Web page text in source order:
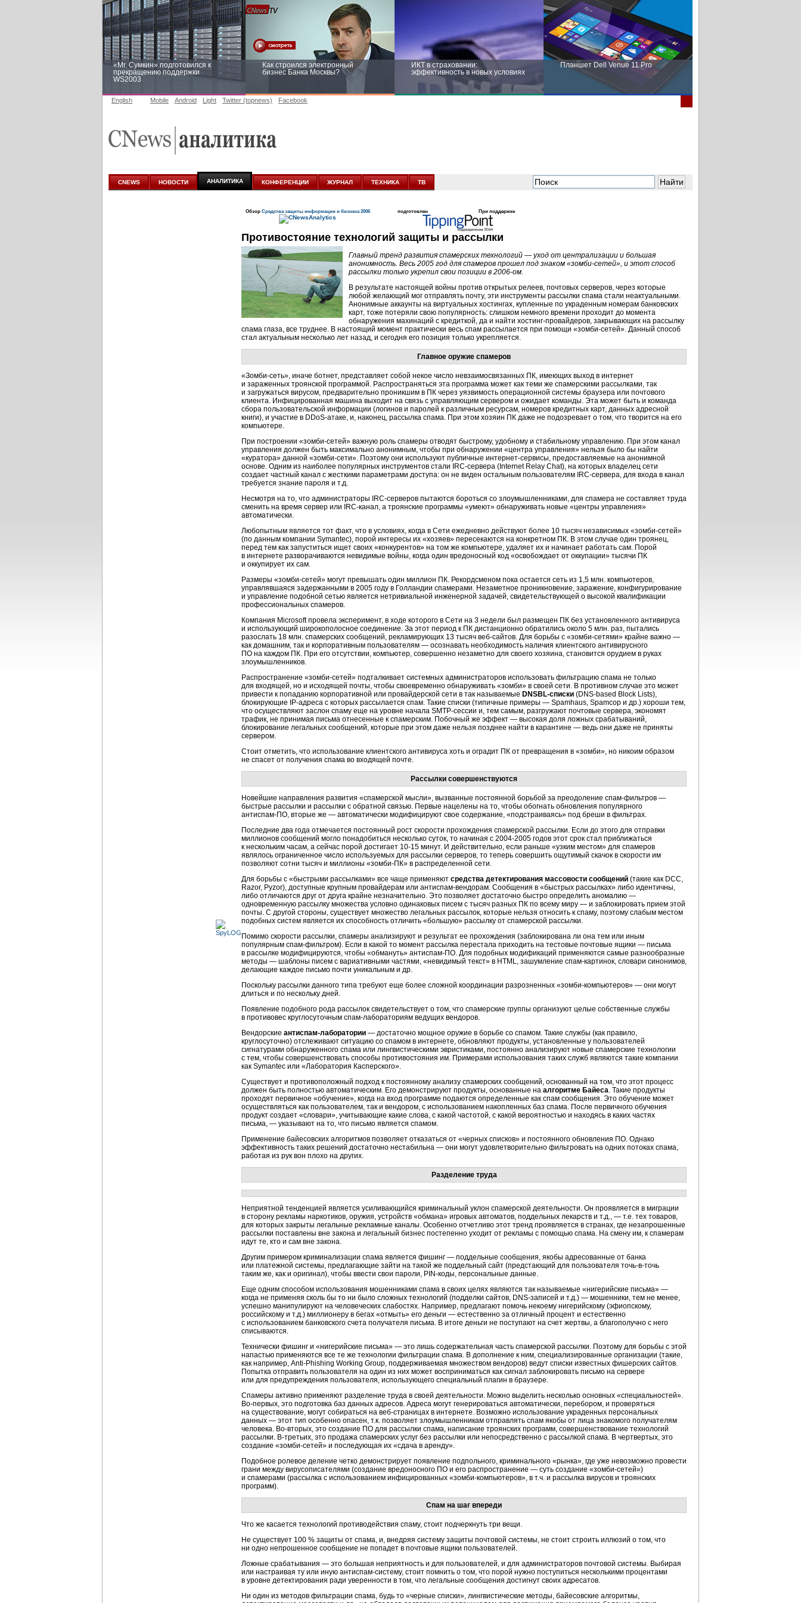
«Mr. Сумкин» подготовился к
прекращению поддержки
WS2003
Как строился электронный
бизнес Банка Москвы?
ИКТ в страховании:
эффективность в новых условиях
Планшет Dell Venue 11 Pro
аналитике
новых условиях
English Mobile Android Light Twitter (topnews) Facebook
CNEWS НОВОСТИ АНАЛИТИКА КОНФЕРЕНЦИИ ЖУРНАЛ ТЕХНИКА ТВ
Обзор Средства защиты информации и бизнеса 2006 подготовлен При поддержке
Противостояние технологий защиты и рассылки
Главный тренд развития спамерских технологий — уход от централизации и бoльшая
анонимность. Весь 2005 год для спамеров прошел под знаком «зомби-сетей», и этот способ
рассылки только укрепил свои позиции в 2006-ом.
В результате настоящей войны против открытых релеев, почтовых серверов, через которые
любой желающий мог отправлять почту, эти инструменты рассылки спама стали неактуальными.
Анонимные аккаунты на виртуальных хостингах, купленные по украденным номерам банковских
карт, тоже потеряли свою популярность: слишком немного времени проходит до момента
обнаружения махинаций с кредиткой, да и найти хостинг-провайдеров, закрывающих на рассылку
спама глаза, все труднее. В настоящий момент практически весь спам рассылается при помощи «зомби-сетей». Данный способ
стал актуальным несколько лет назад, и сегодня его позиция только укрепляется.
Главное оружие спамеров
«Зомби-сеть», иначе ботнет, представляет собой некое число невзаимосвязанных ПК, имеющих выход в интернет
и зараженных троянской программой. Распространяться эта программа может как теми же спамерскими рассылками, так
и загружаться вирусом, предварительно проникшим в ПК через уязвимость операционной системы браузера или почтового
клиента. Инфицированная машина выходит на связь с управляющим сервером и ожидает команды. Эта может быть и команда
сбора пользовательской информации (логинов и паролей к различным ресурсам, номеров кредитных карт, данных адресной
книги), и участие в DDoS-атаке, и, наконец, рассылка спама. При этом хозяин ПК даже не подозревает о том, что творится на его
компьютере.
При построении «зомби-сетей» важную роль спамеры отводят быстрому, удобному и стабильному управлению. При этом канал
управления должен быть максимально анонимным, чтобы при обнаружении «центра управления» нельзя было бы найти
«куратора» данной «зомби-сети». Поэтому они используют публичные интернет-сервисы, предоставляемые на анонимной
основе. Одним из наиболее популярных инструментов стали
IRC-сервера (Internet Relay Chat), на которых владелец сети
создает частный канал с жесткими параметрами доступа: он не виден остальным пользователям IRC-сервера, для входа в канал
требуется знание пароля и т.д.
Несмотря на то, что администраторы
IRC-серверов пытаются бороться со злоумышленниками, для спамера не составляет труда
сменить на время сервер или
IRC-канал, а троянские программы «умеют» обнаруживать новые «центры управления»
автоматически.
Любопытным является тот факт, что в условиях, когда в Сети ежедневно действуют более 10 тысяч независимых «зомби-сетей»
(по данным компании Symantec), порой интересы их «хозяев» пересекаются на конкретном ПК. В этом случае один троянец,
перед тем как запуститься ищет своих «конкурентов» на том же компьютере, удаляет их и начинает работать сам. Порой
в интернете разворачиваются невидимые войны, когда один вредоносный код «освобождает от оккупации» тысячи ПК
и оккупирует их сам.
Размеры «зомби-сетей» могут превышать один миллион ПК. Рекордсменом пока остается сеть из 1,5 млн. компьютеров,
управлявшаяся задержанными в 2005 году в Голландии спамерами. Незаметное проникновение, заражение, конфигурирование
и управление подобной сетью является нетривиальной инженерной задачей, свидетельствующей о высокой квалификации
профессиональных спамеров.
Компания Microsoft провела эксперимент, в ходе которого в Сети на 3 недели был размещен ПК без установленного антивируса
и использующий широкополосное соединение. За этот период к ПК дистанционно обратились около 5 млн. раз, пытались
разослать 18 млн. спамерских сообщений, рекламирующих 13 тысяч веб-сайтов. Для борьбы с «зомби-сетями» крайне важно —
как домашним, так и корпоративным пользователям — осознавать необходимость наличия клиентского антивирусного
ПО на каждом ПК. При его отсутствии, компьютер, совершенно незаметно для своего хозяина, становится орудием в руках
злоумышленников.
Распространение «зомби-сетей» подталкивает системных администраторов использовать фильтрацию спама не только
для входящей, но и исходящей почты, чтобы своевременно обнаруживать «зомби» в своей сети. В противном случае это может
привести к попаданию корпоративной или провайдерской сети в так называемые DNSBL-списки (DNS-based Block Lists),
блокирующие
IP-адреса с которых рассылается спам. Такие списки (типичные примеры — Spamhaus, Spamcop и др.) хороши тем,
что осуществляют заслон спаму еще на уровне начала SMTP-сессии и, тем самым, разгружают почтовые сервера, экономят
трафик, не принимая письма отнесенные к спамерским. Побочный же эффект — высокая доля ложных срабатываний,
блокирование легальных сообщений, которые при этом даже нельзя позднее найти в карантине — ведь они даже не приняты
сервером.
Стоит отметить, что использование клиентского антивируса хоть и оградит ПК от превращения в «зомби», но никоим образом
не спасет от получения спама во входящей почте.
Рассылки совершенствуются
Новейшие направления развития «спамерской мысли», вызванные постоянной борьбой за преодоление спам-фильтров —
быстрые рассылки и рассылки с обратной связью. Первые нацелены на то, чтобы обогнать обновления популярного
антиспам-ПО, вторые же — автоматически модифицируют свое содержание, «подстраиваясь» под бреши в фильтрах.
Последние два года отмечается постоянный рост скорости прохождения спамерской рассылки. Если до этого для отправки
миллионов сообщений могло понадобиться несколько суток, то начиная с 2004-2005 годов этот срок стал приближаться
к нескольким часам, а сейчас порой достигает 10-15 минут. И действительно, если раньше «узким местом» для спамеров
являлось ограниченное число используемых для рассылки серверов, то теперь совершить ощутимый скачок в скорости им
позволяют сотни тысяч и миллионы «зомби-ПК» в распределенной сети.
Для борьбы с «быстрыми рассылками» все чаще применяют средства детектирования массовости сообщений (такие как DCC,
Razor, Pyzor), доступные крупным провайдерам или антиспам-вендорам. Сообщения в «быстрых рассылках» либо идентичны,
либо отличаются друг от друга крайне незначительно. Это позволяет достаточно быстро определить аномалию —
одновременную рассылку множества условно одинаковых писем с тысяч разных ПК по всему миру — и заблокировать прием этой
почты. С другой стороны, существует множество легальных рассылок, которые нельзя относить к спаму, поэтому слабым местом
подобных систем является их способность отличить «большую» рассылку от спамерской рассылки.
Помимо скорости рассылки, спамеры анализируют и результат ее прохождения (заблокирована ли она тем или иным
популярным спам-фильтром). Если в какой то момент рассылка перестала приходить на тестовые почтовые ящики — письма
в рассылке модифицируются, чтобы «обмануть» антиспам-ПО. Для подобных модификаций применяются самые разнообразные
методы — шаблоны писем с вариативными частями, «невидимый текст» в HTML, зашумление спам-картинок, словари синонимов,
делающие каждое письмо почти уникальным и др.
Поскольку рассылки данного типа требуют еще более сложной координации разрозненных «зомби-компьютеров» — они могут
длиться и по нескольку дней.
Появление подобного рода рассылок свидетельствует о том, что спамерские группы организуют целые собственные службы
в противовес круглосуточным спам-лабораториям ведущих вендоров.
Вендорские антиспам-лаборатории — достаточно мощное оружие в борьбе со спамом. Такие службы (как правило,
круглосуточно) отслеживают ситуацию со спамом в интернете, обновляют продукты, установленные у пользователей
сигнатурами обнаруженного спама или лингвистическими эвристиками, постоянно анализируют новые спамерские технологии
с тем, чтобы совершенствовать способы противостояния им. Примерами использования таких служб являются такие компании
как Symantec или «Лаборатория Касперского».
Существует и противоположный подход к постоянному анализу спамерских сообщений, основанный на том, что этот процесс
должен быть полностью автоматическим. Его демонстрируют продукты, основанные на алгоритме Байеса. Такие продукты
проходят первичное «обучение», когда на вход программе подаются определенные как спам сообщения. Это обучение может
осуществляться как пользователем, так и вендором, с использованием накопленных баз спама. После первичного обучения
продукт создает «словари», учитывающие какие слова, с какой частотой, с какой вероятностью и находясь в каких частях
письма, — указывают на то, что письмо является спамом.
Применение байесовских алгоритмов позволяет отказаться от «черных списков» и постоянного обновления ПО. Однако
эффективность таких решений достаточно нестабильна — они могут удовлетворительно фильтровать на одних потоках спама,
работая из рук вон плохо на других.
Разделение труда
Неприятной тенденцией является усиливающийся криминальный уклон спамерской деятельности. Он проявляется в миграции
в сторону рекламы наркотиков, оружия, устройств «обмана» игровых автоматов, поддельных лекарств и т.д., — т.е. тех товаров,
для которых закрыты легальные рекламные каналы. Особенно отчетливо этот тренд проявляется в странах, где незапрошенные
рассылки поставлены вне закона и легальный бизнес постепенно уходит от рекламы с помощью спама. На смену им, к спамерам
идут те, кто и сам вне закона.
Другим примером криминализации спама является фишинг — поддельные сообщения, якобы адресованные от банка
или платежной системы, предлагающие зайти на такой же поддельный сайт (предстающий для пользователя точь-в-точь
таким же, как и оригинал), чтобы ввести свои пароли, PIN-коды, персональные данные.
Еще одним способом использования мошенниками спама в своих целях являются так называемые «нигерийские письма» —
когда не применяя сколь бы то ни было сложных технологий (подделки сайтов, DNS-записей и т.д.) — мошенники, тем не менее,
успешно манипулируют на человеческих слабостях. Например, предлагают помочь некоему нигерийскому (эфиопскому,
российскому и т.д.) миллионеру в бегах «отмыть» его деньги — естественно за отличный процент и естественно
с использованием банковского счета получателя письма. В итоге деньги не поступают на счет жертвы, а благополучно с него
списываются.
Технически фишинг и «нигерийские письма» — это лишь содержательная часть спамерской рассылки. Поэтому для борьбы с этой
напастью применяются все те же технологии фильтрации спама. В дополнение к ним, специализированные организации (такие,
как например, Anti-Phishing Working Group, поддерживаемая множеством вендоров) ведут списки известных фишерских сайтов.
Попытка отправить пользователя на один из них может восприниматься как сигнал заблокировать письмо на сервере
или для предупреждения пользователя, использующего специальный плагин в браузере.
Спамеры активно применяют разделение труда в своей деятельности. Можно выделить несколько основных «специальностей».
Во-первых, это подготовка баз данных адресов. Адреса могут генерироваться автоматически, перебором, и проверяться
на существование, могут собираться на веб-страницах в интернете. Возможно использование украденных персональных
данных — этот тип особенно опасен, т.к. позволяет злоумышленникам отправлять спам якобы от лица знакомого получателям
человека. Во-вторых, это создание ПО для рассылки спама, написание троянских программ, совершенствование технологий
рассылки. В-третьих, это продажа спамерских услуг без рассылки или непосредственно с рассылкой спама. В чертвертых, это
создание «зомби-сетей» и последующая их «сдача в аренду».
Подобное ролевое деление четко демонстрирует появление подпольного, криминального «рынка», где уже невозможно провести
грани между вирусописателями (создание вредоносного ПО и его распространение — суть создание «зомби-сетей»)
и спамерами (рассылка с использованием инфицированных «зомби-компьютеров», в т.ч. и рассылка вирусов и троянских
программ).
Спам на шаг впереди
Что же касается технологий противодействия спаму, стоит подчеркнуть три вещи.
Не существует 100 % защиты от спама, и, внедряя систему защиты почтовой системы, не стоит строить иллюзий о том, что
ни одно непрошенное сообщение не попадет в почтовые ящики пользователей.
Ложные срабатывания — это большая неприятность и для пользователей, и для администраторов почтовой системы. Выбирая
или настраивая ту или иную антиспам-систему, стоит помнить о том, что порой нужно поступиться несколькими процентами
в уровне детектирования ради уверенности в том, что легальные сообщения достигнут своих адресатов.
Ни один из методов фильтрации спама, будь то «черные списки», лингвистические методы, байесовские алгоритмы,